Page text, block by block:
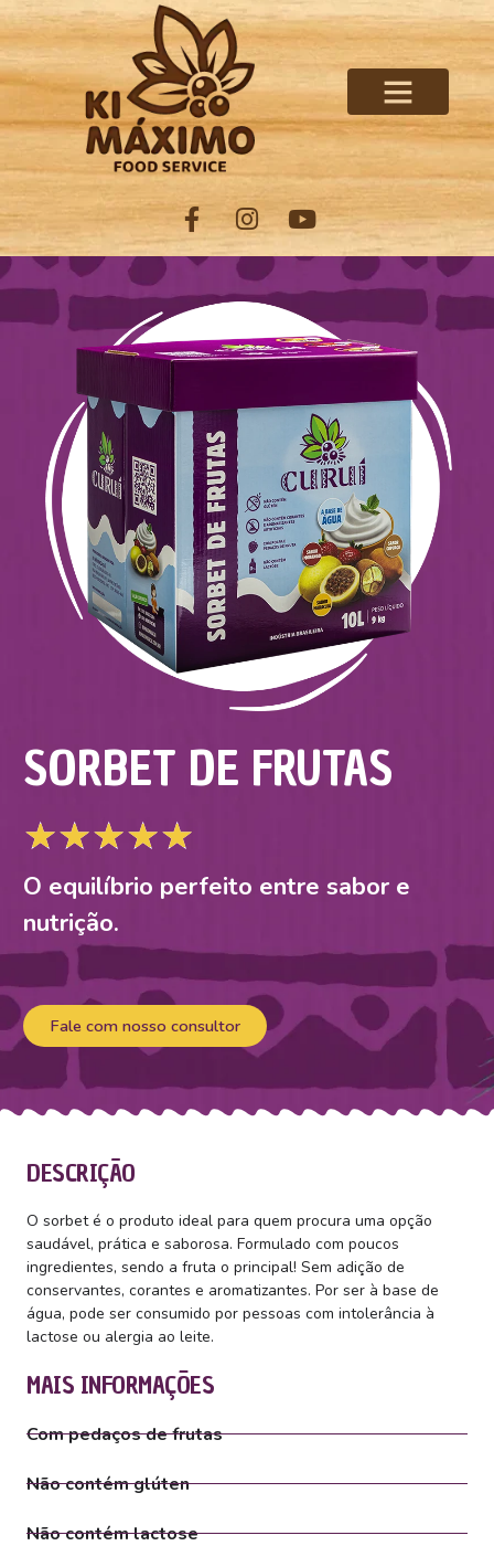
SORBET DE FRUTAS
★★★★★
O equilíbrio perfeito entre sabor e
nutrição.
Fale com nosso consultor
DESCRIÇÃO
O sorbet é o produto ideal para quem procura uma opção
saudável, prática e saborosa. Formulado com poucos
ingredientes, sendo a fruta o principal! Sem adição de
conservantes, corantes e aromatizantes. Por ser à base de
água, pode ser consumido por pessoas com intolerância à
lactose ou alergia ao leite.
MAIS INFORMAÇÕES
Com pedaços de frutas
Não contém glúten
Não contém lactose